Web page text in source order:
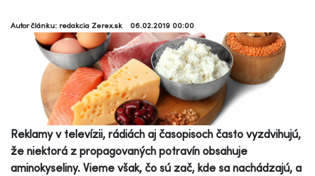
Autor článku: redakcia Zerex.sk 06.02.2019 00:00
Reklamy v televízii, rádiách aj časopisoch často vyzdvihujú,
že niektorá z propagovaných potravín obsahuje
aminokyseliny. Vieme však, čo sú zač, kde sa nachádzajú, a